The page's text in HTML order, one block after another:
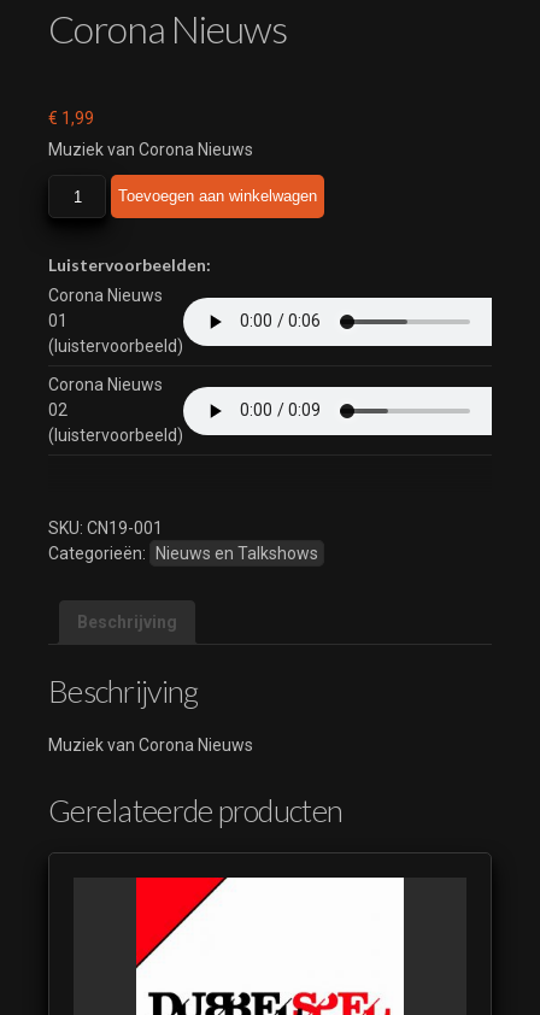
Corona Nieuws
€ 1,99
Muziek van Corona Nieuws
Nieuws
Toevoegen aan winkelwagen
Luistervoorbeelden:
Corona Nieuws
01
(luistervoorbeeld)
Corona Nieuws
02
(luistervoorbeeld)
SKU: CN19-001
Categorieën:
Nieuws en Talkshows
Beschrijving
Beschrijving
Muziek van Corona Nieuws
Gerelateerde producten